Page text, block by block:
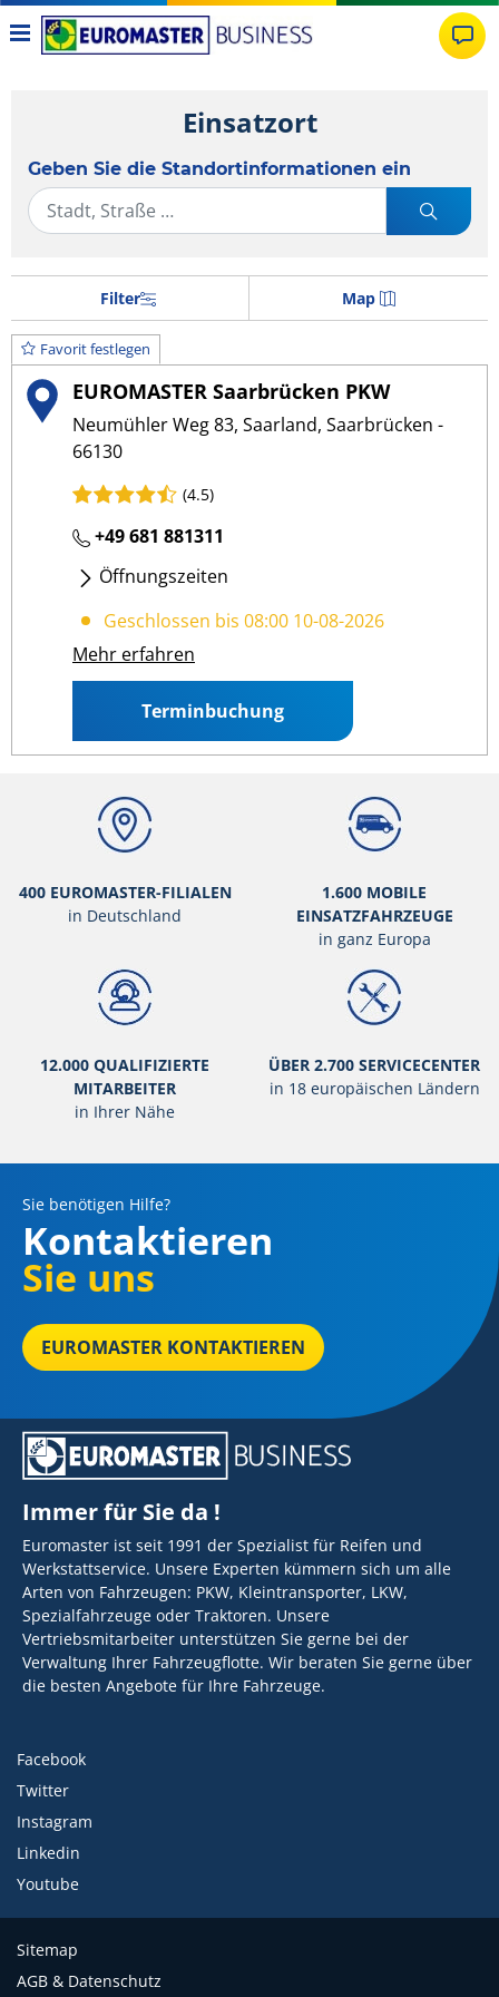
Einsatzort
Geben Sie die Standortinformationen ein
Filter Map
Favorit festlegen
EUROMASTER Saarbrücken PKW
Neumühler Weg 83, Saarland, Saarbrücken -
66130
(4.5)
+49 681 881311
Öffnungszeiten
Mo- Fr:08:00 12:00/13:00 17:00
Geschlossen bis 08:00 10-08-2026
Mehr erfahren
Terminbuchung
400 EUROMASTER-FILIALEN
in Deutschland
1.600 MOBILE
EINSATZFAHRZEUGE
in ganz Europa
12.000 QUALIFIZIERTE
MITARBEITER
in Ihrer Nähe
ÜBER 2.700 SERVICECENTER
in 18 europäischen Ländern
Sie benötigen Hilfe?
Kontaktieren
Sie uns
EUROMASTER KONTAKTIEREN
Immer für Sie da !
Euromaster ist seit 1991 der Spezialist für Reifen und
Werkstattservice. Unsere Experten kümmern sich um alle
Arten von Fahrzeugen: PKW, Kleintransporter, LKW,
Spezialfahrzeuge oder Traktoren. Unsere
Vertriebsmitarbeiter unterstützen Sie gerne bei der
Verwaltung Ihrer Fahrzeugflotte. Wir beraten Sie gerne über
die besten Angebote für Ihre Fahrzeuge.
Facebook
Twitter
Instagram
Linkedin
Youtube
Sitemap
AGB & Datenschutz